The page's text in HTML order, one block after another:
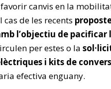
canvis en la
cas de les recents
l’objectiu de pacificar
per estes o la
i kits de
efectiva enguany.